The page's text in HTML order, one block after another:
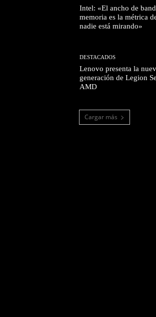
Intel: «El ancho de
memoria es la métrica
nadie está mirando»
DESTACADOS
Lenovo presenta la
generación de Legion
AMD
Cargar más